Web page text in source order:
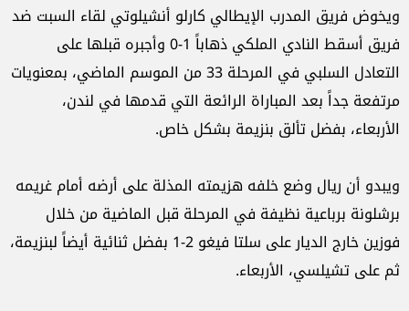
ويخوض فريق المدرب الإيطالي كارلو أنشيلوتي لقاء السبت ضد
فريق أسقط النادي الملكي ذهاباً 1-0 وأجبره قبلها على
التعادل السلبي في المرحلة 33 من الموسم الماضي، بمعنويات
مرتفعة جداً بعد المباراة الرائعة التي قدمها في لندن،
الأربعاء، بفضل تألق بنزيمة بشكل خاص.
ويبدو أن ريال وضع خلفه هزيمته المذلة على أرضه أمام غريمه
برشلونة برباعية نظيفة في المرحلة قبل الماضية من خلال
فوزين خارج الديار على سلتا فيغو 2-1 بفضل ثنائية أيضاً لبنزيمة،
ثم على تشيلسي، الأربعاء.